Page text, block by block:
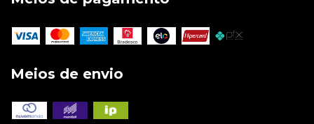
Meios de envio